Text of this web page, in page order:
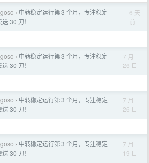
› 中转稳定运行第 3 个月，专注稳定
30 刀！
6 天
前
› 中转稳定运行第 3 个月，专注稳定
30 刀！
7 月
26 日
› 中转稳定运行第 3 个月，专注稳定
30 刀！
7 月
26 日
› 中转稳定运行第 3 个月，专注稳定
30 刀！
7 月
19 日